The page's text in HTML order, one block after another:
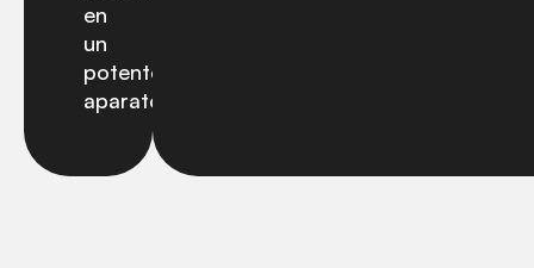
en
un
potente
aparato.